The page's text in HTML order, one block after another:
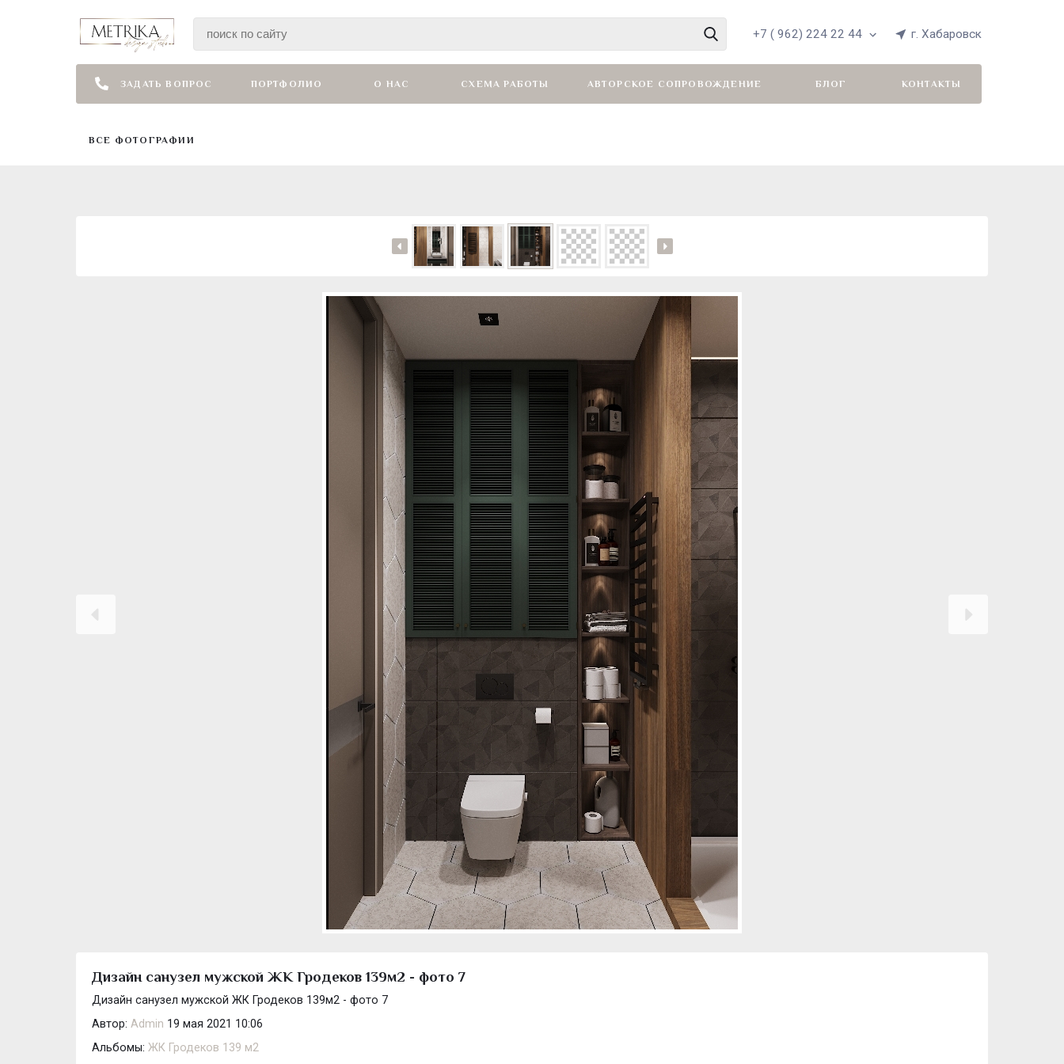
+7 ( 962) 224 22 44 г. Хабаровск
ЗАДАТЬ ВОПРОС ПОРТФОЛИО О НАС СХЕМА РАБОТЫ АВТОРСКОЕ СОПРОВОЖДЕНИЕ БЛОГ КОНТАКТЫ
ВСЕ ФОТОГРАФИИ
Дизайн санузел мужской ЖК Гродеков 139м2 - фото 7
Дизайн санузел мужской ЖК Гродеков 139м2 - фото 7
Автор: Admin 19 мая 2021 10:06
Альбомы: ЖК Гродеков 139 м2